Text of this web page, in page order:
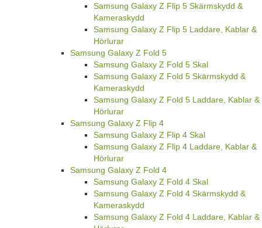
Samsung Galaxy Z Flip 5 Skärmskydd &
Kameraskydd
Samsung Galaxy Z Flip 5 Laddare, Kablar &
Hörlurar
Samsung Galaxy Z Fold 5
Samsung Galaxy Z Fold 5 Skal
Samsung Galaxy Z Fold 5 Skärmskydd &
Kameraskydd
Samsung Galaxy Z Fold 5 Laddare, Kablar &
Hörlurar
Samsung Galaxy Z Flip 4
Samsung Galaxy Z Flip 4 Skal
Samsung Galaxy Z Flip 4 Laddare, Kablar &
Hörlurar
Samsung Galaxy Z Fold 4
Samsung Galaxy Z Fold 4 Skal
Samsung Galaxy Z Fold 4 Skärmskydd &
Kameraskydd
Samsung Galaxy Z Fold 4 Laddare, Kablar &